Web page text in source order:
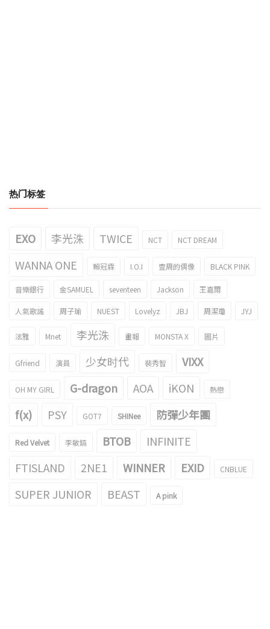
热门标签
EXO 李光洙 TWICE NCT NCT DREAM
WANNA ONE 賴冠霖 I.O.I 壹周的偶像 BLACK PINK
音樂銀行 金SAMUEL seventeen Jackson 王嘉爾
人氣歌謠 周子瑜 NUEST Lovelyz JBJ 周潔瓊 JYJ
泫雅 Mnet 李光洙 畫報 MONSTA X 圖片
Gfriend 演員 少女时代 裴秀智 VIXX
OH MY GIRL G-dragon AOA iKON 熱戀
f(x) PSY GOT7 SHINee 防彈少年團
Red Velvet 李敏鎬 BTOB
INFINITE
FTISLAND
2NE1 WINNER EXID CNBLUE
SUPER JUNIOR BEAST A pink